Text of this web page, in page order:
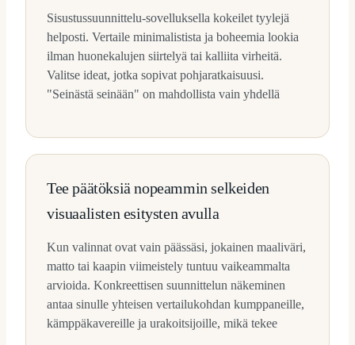
Sisustussuunnittelu-sovelluksella kokeilet tyylejä
helposti. Vertaile minimalistista ja boheemia lookia
ilman huonekalujen siirtelyä tai kalliita virheitä.
Valitse ideat, jotka sopivat pohjaratkaisuusi.
"Seinästä seinään" on mahdollista vain yhdellä
Tee päätöksiä nopeammin selkeiden
visuaalisten esitysten avulla
Kun valinnat ovat vain päässäsi, jokainen maaliväri,
matto tai kaapin viimeistely tuntuu vaikeammalta
arvioida. Konkreettisen suunnittelun näkeminen
antaa sinulle yhteisen vertailukohdan kumppaneille,
kämppäkavereille ja urakoitsijoille, mikä tekee